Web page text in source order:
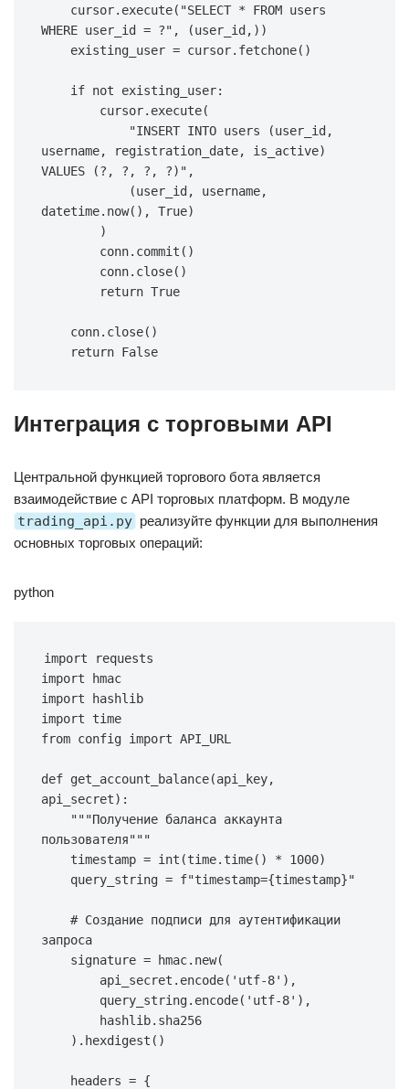
    cursor
. execute( "SELECT * FROM users
WHERE user_id = ?" , (user_id , ) )
    existing_user
= cursor. fetchone( )
if not existing_user:
        cursor
. execute(
"INSERT INTO users (user_id,
username, registration_date, is_active)
VALUES (?, ?, ?, ?)" ,
(user_id , username,
datetime. now( ) , True)
)
        conn
. commit ( )
        conn
. close( )
return True
    conn
. close( )
return False
Интеграция с торговыми API
Центральной функцией торгового бота является
взаимодействие с API торговых платформ. В модуле
trading_api.py реализуйте функции для выполнения
основных торговых операций:
python
import
import
import
import
from config import API_URL
def get_account_balance(api_key,
api_secret) :
"""Получение баланса аккаунта
пользователя"""
    timestamp
= int (time. time( ) * 1000)
    query_string
= f"timestamp={timestamp}"
# Создание подписи для аутентификации
запроса
    signature
= hmac. new(
        api_secret
. encode( 'utf-8' ) ,
        query_string
. encode( 'utf-8' ) ,
        hashlib
. sha256
) . hexdigest ( )
    headers
= {